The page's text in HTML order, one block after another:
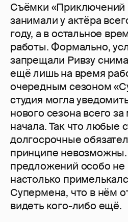
Съёмки «Приключений
занимали у актёра
году, а в остальное
работы. Формально,
запрещали Ривзу
ещё лишь на время
очередным сезоном
студия могла
нового сезона всего
начала. Так что любые
долгосрочные
принципе
предложений особо
настолько
Супермена, что в нём
видеть кого-либо ещё.